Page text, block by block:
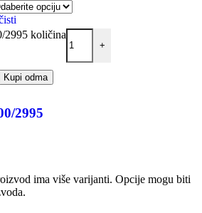
2995 količina
+
Kupi odma
2995
ima više varijanti. Opcije mogu biti